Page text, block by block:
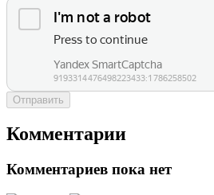
Отправить
Комментарии
Комментариев пока нет